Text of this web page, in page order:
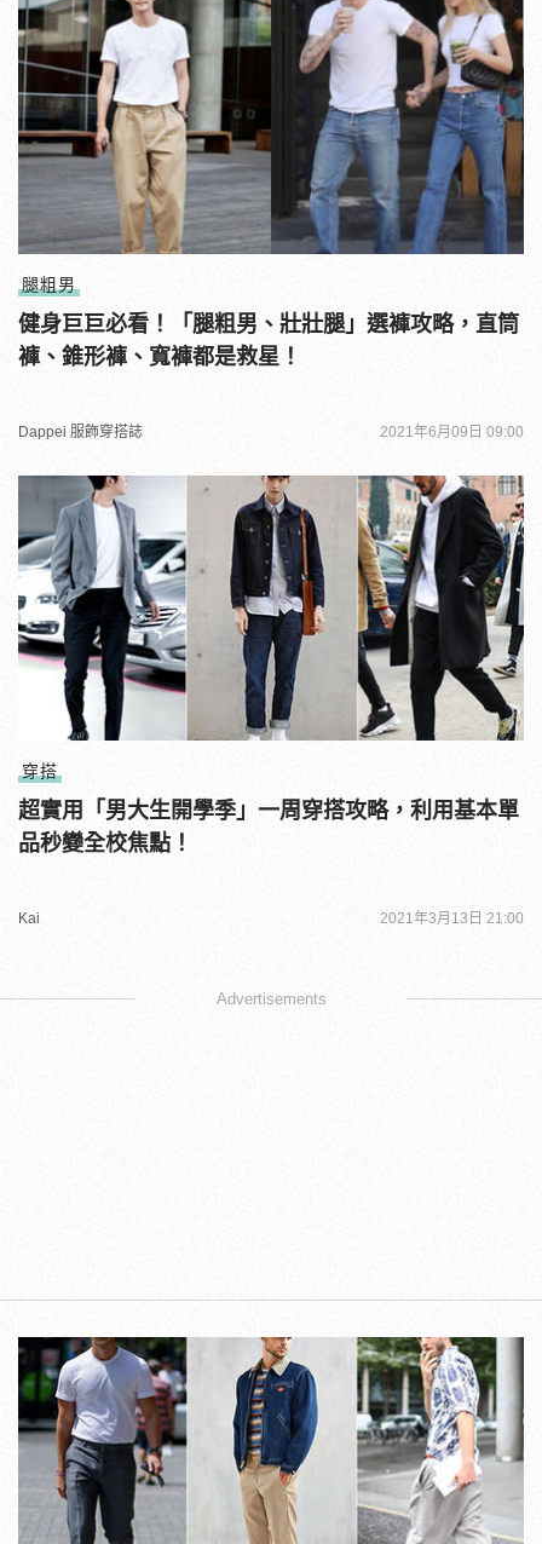
腿粗男
健身巨巨必看！「腿粗男、壯壯腿」選褲攻略，直筒
褲、錐形褲、寬褲都是救星！
Dappei 服飾穿搭誌 2021年6月09日 09:00
穿搭
超實用「男大生開學季」一周穿搭攻略，利用基本單
品秒變全校焦點！
Kai 2021年3月13日 21:00
Advertisements